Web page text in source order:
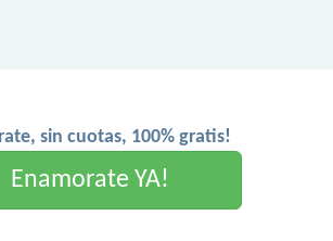
sin cuotas, 100% gratis!
Enamorate YA!